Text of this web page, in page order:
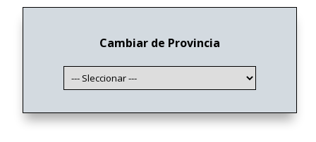
Cambiar de Provincia